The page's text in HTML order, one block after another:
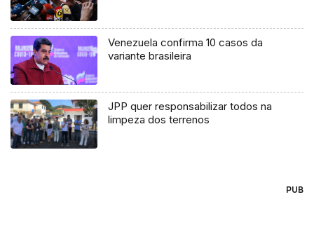
Venezuela confirma 10 casos da
variante brasileira
JPP quer responsabilizar todos na
limpeza dos terrenos
PUB